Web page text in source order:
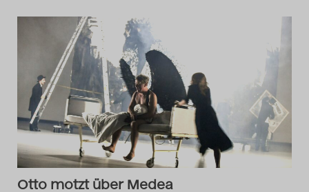
Das Theatertreffen-Blog
2025
Das Theatertreffen-Blog
Archiv
Impressum
Nutzungsbedingungen
Otto motzt über Medea